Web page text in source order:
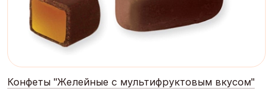
Конфеты "Желейные с мультифруктовым вкусом"